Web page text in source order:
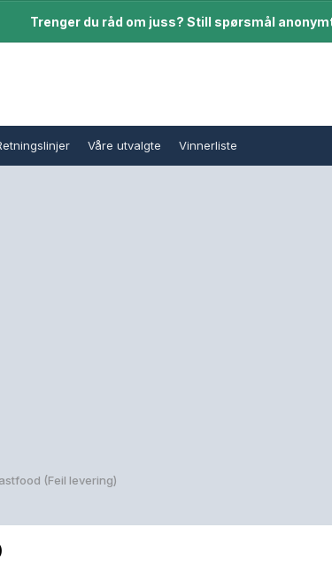
Trenger du råd om juss? Still spørsmål
Våre utvalgte Vinnerliste
(Feil levering)